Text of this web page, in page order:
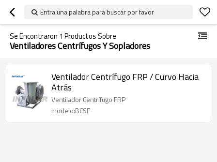
Entra una palabra para buscar por favor
Se Encontraron 1 Productos Sobre
Ventiladores Centrífugos Y Sopladores
Ventilador Centrífugo FRP / Curvo Hacia
Atrás
Ventilador Centrífugo FRP
modelo:BCSF